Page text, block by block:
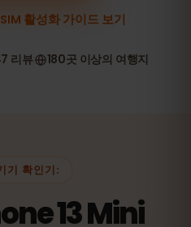
활성화 가이드 보기
리뷰 180곳 이상의 여행지
기 확인기:
13 Mini